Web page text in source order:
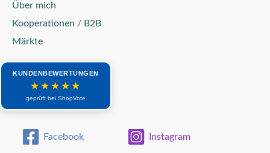
Über mich
Kooperationen / B2B
Märkte
KUNDENBEWERTUNGEN
★★★★★
geprüft bei ShopVote
Facebook Instagram